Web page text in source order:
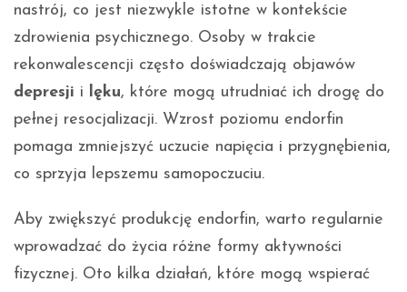
nastrój, co jest niezwykle istotne w kontekście
zdrowienia psychicznego. Osoby w trakcie
rekonwalescencji często doświadczają objawów
depresji i lęku, które mogą utrudniać ich drogę do
pełnej resocjalizacji. Wzrost poziomu endorfin
pomaga zmniejszyć uczucie napięcia i przygnębienia,
co sprzyja lepszemu samopoczuciu.
Aby zwiększyć produkcję endorfin, warto regularnie
wprowadzać do życia różne formy aktywności
fizycznej. Oto kilka działań, które mogą wspierać